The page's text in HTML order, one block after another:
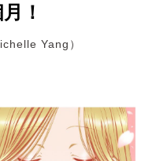
！
Yang）